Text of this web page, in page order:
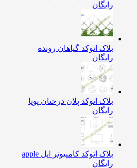
رایگان
بلاک اتوکد گیاهان رونده
رایگان
بلاک اتوکد پلان درختان پویا
رایگان
بلاک اتوکد کامپیوتر اپل apple
رایگان